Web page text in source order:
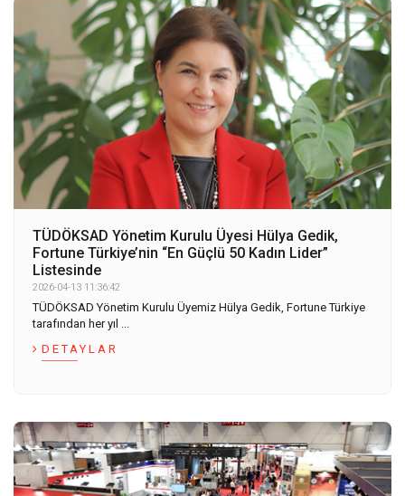
TÜDÖKSAD Yönetim Kurulu Üyesi Hülya Gedik,
Fortune Türkiye’nin “En Güçlü 50 Kadın Lider”
Listesinde
2026-04-13 11:36:42
TÜDÖKSAD Yönetim Kurulu Üyemiz Hülya Gedik, Fortune Türkiye
tarafından her yıl ...
DETAYLAR